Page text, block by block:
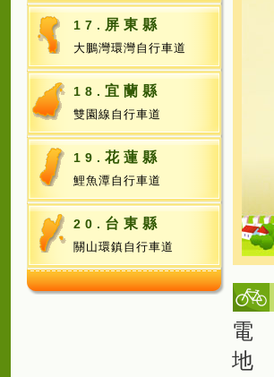
17. 屏東縣
大鵬灣環灣自行車道
18.宜蘭縣
雙園線自行車道
19.花蓮縣
鯉魚潭自行車道
20. 台東縣
關山環鎮自行車道
電
地